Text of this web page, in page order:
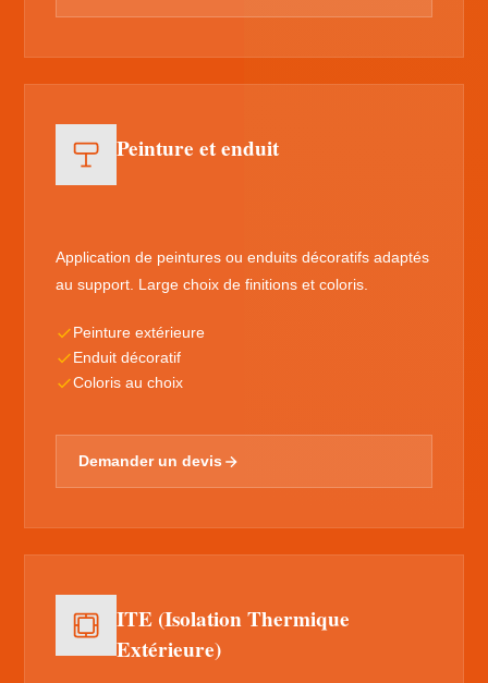
Peinture et enduit
Application de peintures ou enduits décoratifs adaptés
au support. Large choix de finitions et coloris.
Peinture extérieure
Enduit décoratif
Coloris au choix
Demander un devis
ITE (Isolation Thermique
Extérieure)